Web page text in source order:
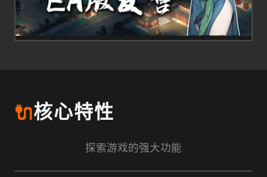
🔌核心特性
探索游戏的强大功能